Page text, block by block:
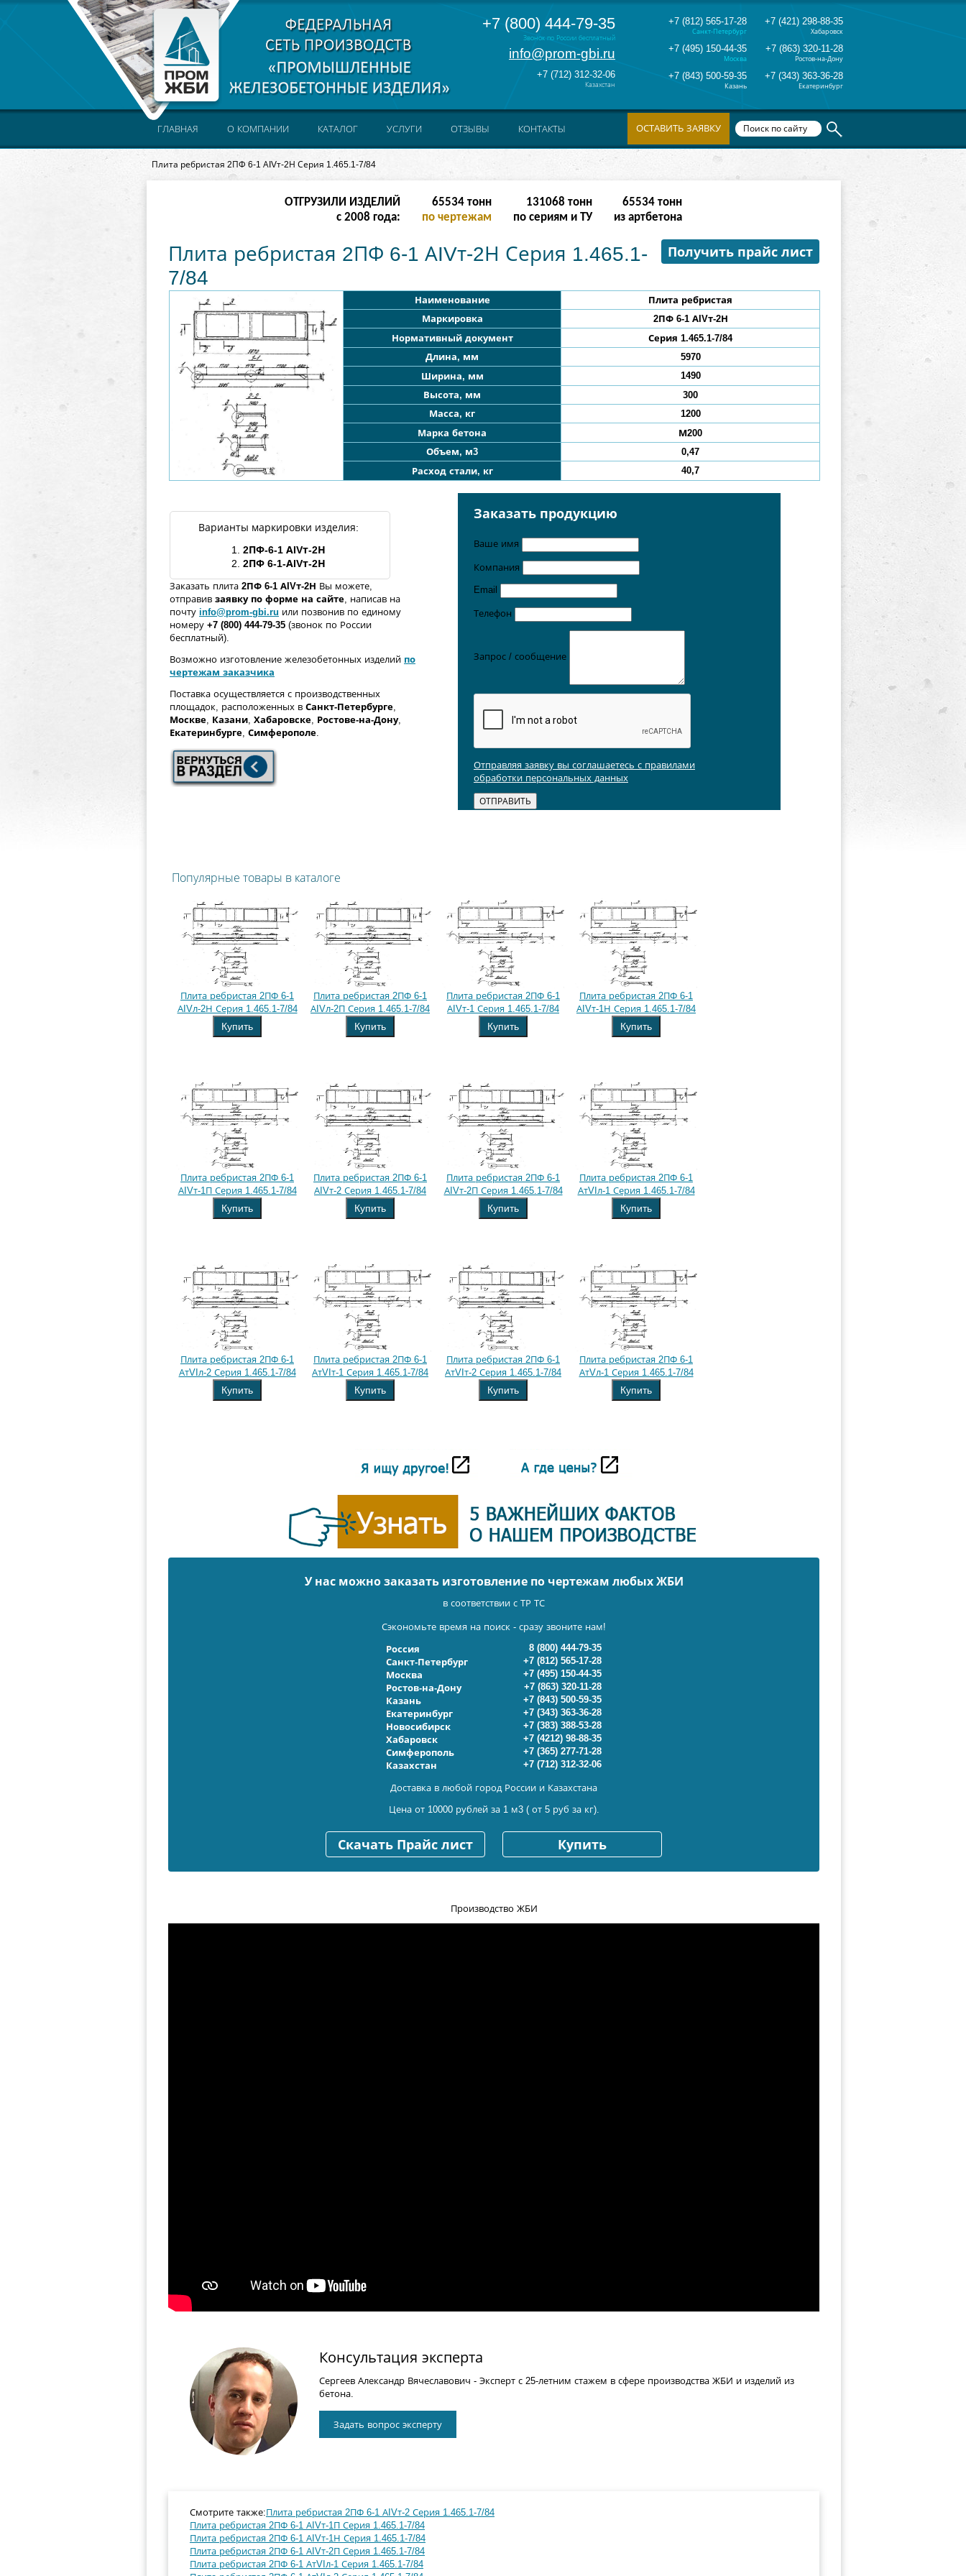
+7 (800) 444-79-35
Звонок по России бесплатный
info@prom-gbi.ru
+7 (712) 312-32-06
Казахстан
+7 (812) 565-17-28
Санкт-Петербург
+7 (421) 298-88-35
Хабаровск
+7 (495) 150-44-35
Москва
+7 (863) 320-11-28
Ростов-на-Дону
+7 (843) 500-59-35
Казань
+7 (343) 363-36-28
Екатеринбург
Плита ребристая 2ПФ 6-1 АIVт-2Н Серия 1.465.1-7/84
ГЛАВНАЯ О КОМПАНИИ КАТАЛОГ УСЛУГИ ОТЗЫВЫ КОНТАКТЫ ОСТАВИТЬ ЗАЯВКУ
ОТГРУЗИЛИ ИЗДЕЛИЙ
с 2008 года:
262142тонн
по чертежам
238342 тонн
по сериям и ТУ
262142тонн
из артбетона
Получить прайс лист
Плита ребристая 2ПФ 6-1 АIVт-2Н Серия 1.465.1-
7/84
Наименование
Плита ребристая
Маркировка
2ПФ 6-1 АIVт-2Н
Нормативный документ
Серия 1.465.1-7/84
Длина, мм
5970
Ширина, мм
1490
Высота, мм
300
Масса, кг
1200
Марка бетона
М200
Объем, м3
0,47
Расход стали, кг
40,7
Варианты маркировки изделия:
1.
2ПФ-6-1 АIVт-2Н
2. 2ПФ 6-1-АIVт-2Н
Заказать плита 2ПФ 6-1 АIVт-2Н Вы можете,
отправив заявку по форме на сайте, написав на
почту info@prom-gbi.ru или позвонив по единому
номеру +7 (800) 444-79-35 (звонок по России
бесплатный).
Возможно изготовление железобетонных изделий по
чертежам заказчика
Поставка осуществляется с производственных
площадок, расположенных в Санкт-Петербурге,
Москве, Казани, Хабаровске, Ростове-на-Дону,
Екатеринбурге, Симферополе.
Заказать продукцию
Ваше имя
Компания
Email
Телефон
Запрос / сообщение
Отправляя заявку вы соглашаетесь с правилами
обработки персональных данных
Популярные товары в каталоге
Плита ребристая 2ПФ 6-1
АIVл-2Н Серия 1.465.1-7/84
Купить
Плита ребристая 2ПФ 6-1
АIVл-2П Серия 1.465.1-7/84
Купить
Плита ребристая 2ПФ 6-1
АIVт-1 Серия 1.465.1-7/84
Купить
Плита ребристая 2ПФ 6-1
АIVт-1Н Серия 1.465.1-7/84
Купить
Плита ребристая 2ПФ 6-1
АIVт-1П Серия 1.465.1-7/84
Купить
Плита ребристая 2ПФ 6-1
АIVт-2 Серия 1.465.1-7/84
Купить
Плита ребристая 2ПФ 6-1
АIVт-2П Серия 1.465.1-7/84
Купить
Плита ребристая 2ПФ 6-1
АтVIл-1 Серия 1.465.1-7/84
Купить
Плита ребристая 2ПФ 6-1
АтVIл-2 Серия 1.465.1-7/84
Купить
Плита ребристая 2ПФ 6-1
АтVIт-1 Серия 1.465.1-7/84
Купить
Плита ребристая 2ПФ 6-1
АтVIт-2 Серия 1.465.1-7/84
Купить
Плита ребристая 2ПФ 6-1
АтVл-1 Серия 1.465.1-7/84
Купить
У нас можно заказать изготовление по чертежам любых ЖБИ
в соответствии с ТР ТС
Сэкономьте время на поиск - сразу звоните нам!
Россия
8 (800) 444-79-35
Санкт-Петербург
+7 (812) 565-17-28
Москва
+7 (495) 150-44-35
Ростов-на-Дону
+7 (863) 320-11-28
Казань
+7 (843) 500-59-35
Екатеринбург
+7 (343) 363-36-28
Новосибирск
+7 (383) 388-53-28
Хабаровск
+7 (4212) 98-88-35
Симферополь
+7 (365) 277-71-28
Казахстан
+7 (712) 312-32-06
Доставка в любой город России и Казахстана
Цена от 10000 рублей за 1 м3 ( от 5 руб за кг).
Скачать Прайс лист Купить
Производство ЖБИ
Консультация эксперта
Сергеев Александр Вячеславович - Эксперт с 25-летним стажем в сфере производства ЖБИ и изделий из
бетона.
Задать вопрос эксперту
Смотрите также:Плита ребристая 2ПФ 6-1 АIVт-2 Серия 1.465.1-7/84
Плита ребристая 2ПФ 6-1 АIVт-1П Серия 1.465.1-7/84
Плита ребристая 2ПФ 6-1 АIVт-1Н Серия 1.465.1-7/84
Плита ребристая 2ПФ 6-1 АIVт-2П Серия 1.465.1-7/84
Плита ребристая 2ПФ 6-1 АтVIл-1 Серия 1.465.1-7/84